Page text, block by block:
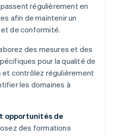
régulièrement en
afin de maintenir un
de conformité.
des mesures et des
pour la qualité de
et contrôlez régulièrement
les domaines à
opportunités de
des formations